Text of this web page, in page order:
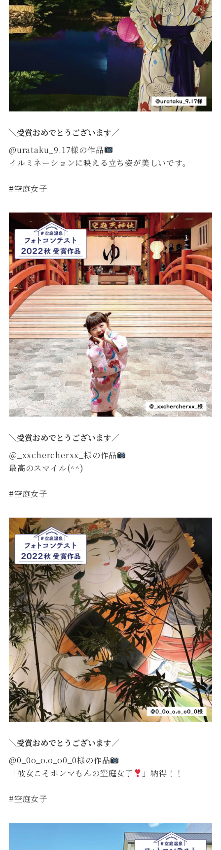
＼受賞おめでとうございます／
@urataku_9.17様の作品
イルミネーションに映える立ち姿が美しいです。
#空庭女子
＼受賞おめでとうございます／
＠_xxchercherxx_様の作品
最高のスマイル(^^)
#空庭女子
＼受賞おめでとうございます／
@0_0o_o.o_o0_0様の作品
「彼女こそホンマもんの空庭女子
」納得！！
#空庭女子